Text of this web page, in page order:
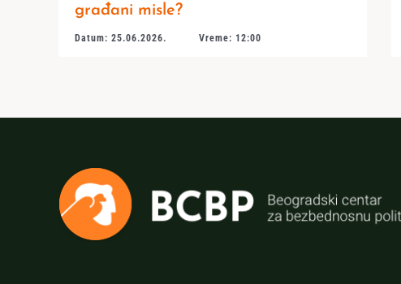
građani misle?
Datum: 25.06.2026. Vreme: 12:00